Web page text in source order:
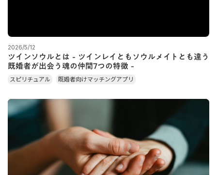
2026/5/12
ツインソウルとは - ツインレイともソウルメイトとも違う
既婚者が出会う魂の仲間7つの特徴 -
スピリチュアル 既婚者向けマッチングアプリ